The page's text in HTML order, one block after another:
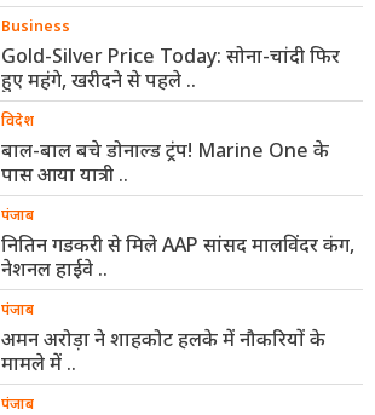
Business
Gold-Silver Price Today: सोना-चांदी फिर
हुए महंगे, खरीदने से पहले ..
विदेश
बाल-बाल बचे डोनाल्ड ट्रंप! Marine One के
पास आया यात्री ..
पंजाब
नितिन गडकरी से मिले AAP सांसद मालविंदर कंग,
नेशनल हाईवे ..
पंजाब
अमन अरोड़ा ने शाहकोट हलके में नौकरियों के
मामले में ..
पंजाब